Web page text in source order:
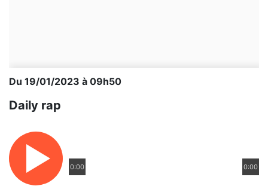
Du 19/01/2023 à 09h50
Daily rap
0:00 0:00